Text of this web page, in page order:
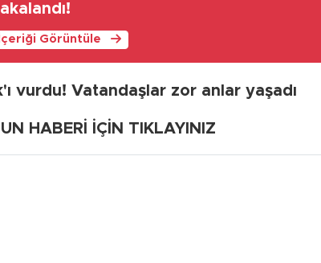
İçeriği Görüntüle
vurdu! Vatandaşlar zor anlar yaşadı
HABERİ İÇİN TIKLAYINIZ